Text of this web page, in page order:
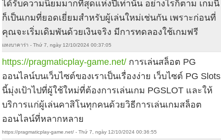
ได้รับความนิยมมากที่สุดแห่งปีเท่านั้น อย่างไรก็ตาม เกมนี้
ก็เป็นเกมที่ยอดเยี่ยมสำหรับผู้เล่นใหม่เช่นกัน เพราะก่อนที่
คุณจะเริ่มเดิมพันด้วยเงินจริง มีการทดลองใช้เกมฟรี
แทงบาคาร่า - Thứ 7, ngày 12/10/2024 00:37:05
https://pragmaticplay-game.net/ การเล่นสล็อต PG
ออนไลน์บนเว็บไซต์ของเราเป็นเรื่องง่าย เว็บไซต์ PG Slots
นี้มุ่งเป้าไปที่ผู้ใช้ใหม่ที่ต้องการเล่นเกม PGSLOT และให้
บริการแก่ผู้เล่นคาสิโนทุกคนด้วยวิธีการเล่นเกมสล็อต
ออนไลน์ที่หลากหลาย
https://pragmaticplay-game.net/ - Thứ 7, ngày 12/10/2024 00:36:55